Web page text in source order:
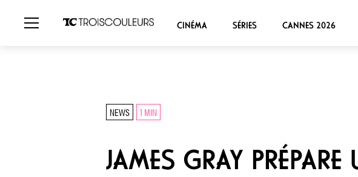
CINÉMA SÉRIES CANNES 2026
NEWS 1 MIN
JAMES GRAY